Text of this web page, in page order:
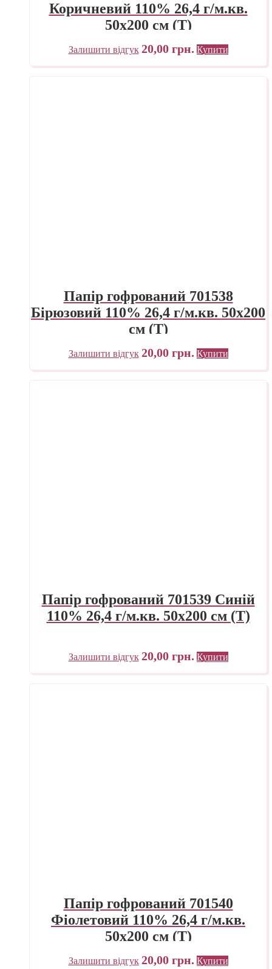
Коричневий 110% 26,4 г/м.кв.
50х200 см (Т)
Залишити відгук 20,00 грн. Купити
Папір гофрований 701538
Бірюзовий 110% 26,4 г/м.кв. 50х200
см (Т)
Залишити відгук 20,00 грн. Купити
Папір гофрований 701539 Синій
110% 26,4 г/м.кв. 50х200 см (Т)
Залишити відгук 20,00 грн. Купити
Папір гофрований 701540
Фіолетовий 110% 26,4 г/м.кв.
50х200 см (Т)
Залишити відгук 20,00 грн. Купити